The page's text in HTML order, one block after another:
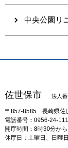
中央公園リ
佐世保市 法人
〒857-8585 長崎県佐
電話番号：0956-24-
開庁時間：8時30分か
休庁日：土曜日、日曜